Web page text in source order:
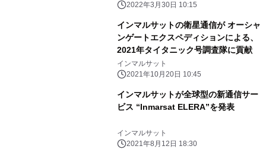
2022年3月30日 10:15
インマルサットの衛星通信が オーシャ
ンゲートエクスペディションによる、
2021年タイタニック号調査隊に貢献
インマルサット
2021年10月20日 10:45
インマルサットが全球型の新通信サー
ビス “Inmarsat ELERA”を発表
インマルサット
2021年8月12日 18:30